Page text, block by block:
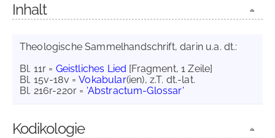
Inhalt
Theologische Sammelhandschrift, darin u.a. dt.:
Bl. 11r = Geistliches Lied [Fragment, 1 Zeile]
Bl. 15v-18v =Vokabular(ien), z.T. dt.-lat.
Bl. 216r-220r = 'Abstractum-Glossar'
Kodikologie